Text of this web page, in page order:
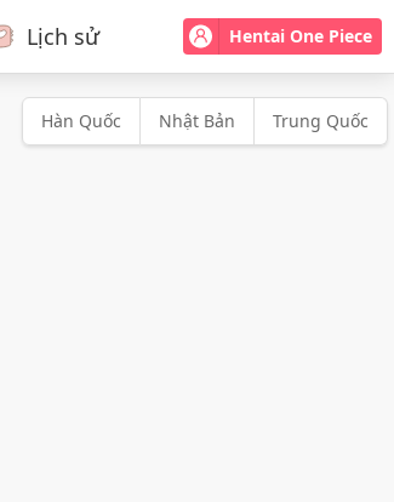
Hentai One Piece
Lịch sử
Hàn Quốc Nhật Bản Trung Quốc